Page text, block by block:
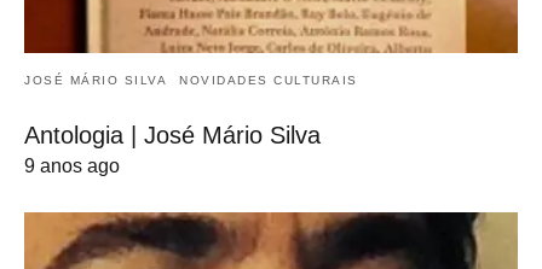
JOSÉ MÁRIO SILVA NOVIDADES CULTURAIS
Antologia | José Mário Silva
9 anos ago